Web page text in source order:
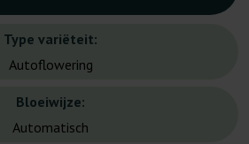
Type variëteit:
Autoflowering
Bloeiwijze:
Automatisch